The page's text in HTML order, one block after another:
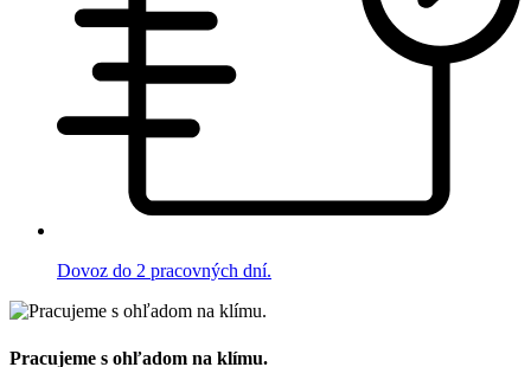
Dovoz do 2 pracovných dní.
Pracujeme s ohľadom na klímu.